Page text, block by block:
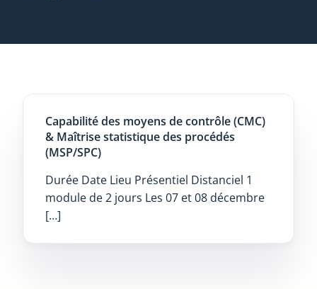
Capabilité des moyens de contrôle (CMC)
& Maîtrise statistique des procédés
(MSP/SPC)
Durée Date Lieu Présentiel Distanciel 1
module de 2 jours Les 07 et 08 décembre
[…]